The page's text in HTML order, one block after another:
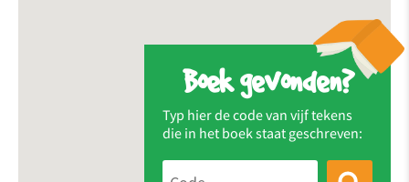
Boek gevonden?
Typ hier de code van vijf tekens
die in het boek staat geschreven: